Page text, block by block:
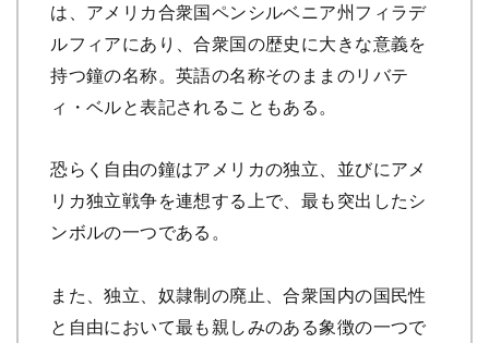
は、アメリカ合衆国ペンシルベニア州フィラデ
ルフィアにあり、合衆国の歴史に大きな意義を
持つ鐘の名称。英語の名称そのままのリバテ
ィ・ベルと表記されることもある。
恐らく自由の鐘はアメリカの独立、並びにアメ
リカ独立戦争を連想する上で、最も突出したシ
ンボルの一つである。
また、独立、奴隷制の廃止、合衆国内の国民性
と自由において最も親しみのある象徴の一つで